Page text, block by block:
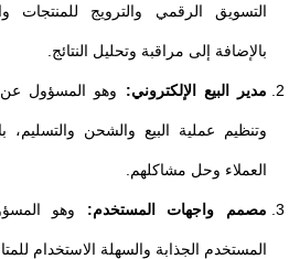
التسويق الرقمي والترويج للمنتجات
بالإضافة إلى مراقبة وتحليل النتائج.
مدير البيع الإلكتروني: وهو المسؤول عن
وتنظيم عملية البيع والشحن والتسليم،
العملاء وحل مشاكلهم.
مصمم واجهات المستخدم: وهو
المستخدم الجذابة والسهلة الاستخدام